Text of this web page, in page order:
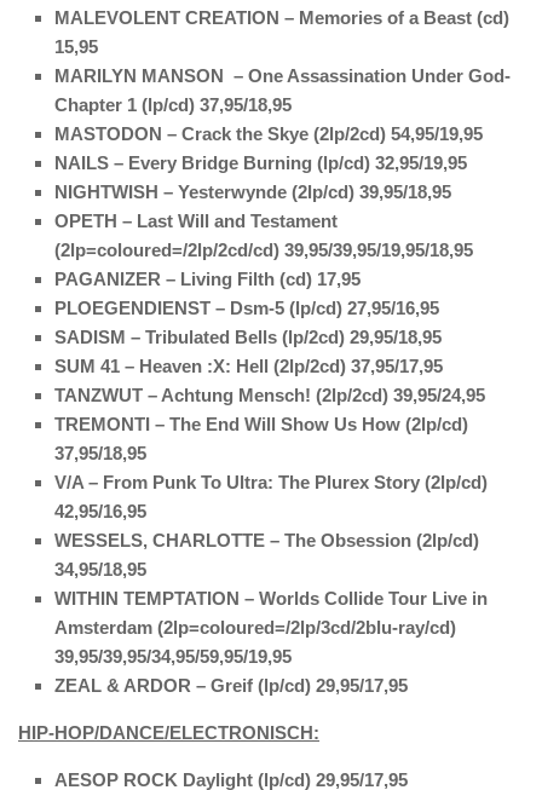
MALEVOLENT CREATION – Memories of a Beast (cd)
15,95
MARILYN MANSON – One Assassination Under God-
Chapter 1 (lp/cd) 37,95/18,95
MASTODON – Crack the Skye (2lp/2cd) 54,95/19,95
NAILS – Every Bridge Burning (lp/cd) 32,95/19,95
NIGHTWISH – Yesterwynde (2lp/cd) 39,95/18,95
OPETH – Last Will and Testament
(2lp=coloured=/2lp/2cd/cd) 39,95/39,95/19,95/18,95
PAGANIZER – Living Filth (cd) 17,95
PLOEGENDIENST – Dsm-5 (lp/cd) 27,95/16,95
SADISM – Tribulated Bells (lp/2cd) 29,95/18,95
SUM 41 – Heaven :X: Hell (2lp/2cd) 37,95/17,95
TANZWUT – Achtung Mensch! (2lp/2cd) 39,95/24,95
TREMONTI – The End Will Show Us How (2lp/cd)
37,95/18,95
V/A – From Punk To Ultra: The Plurex Story (2lp/cd)
42,95/16,95
WESSELS, CHARLOTTE – The Obsession (2lp/cd)
34,95/18,95
WITHIN TEMPTATION – Worlds Collide Tour Live in
Amsterdam (2lp=coloured=/2lp/3cd/2blu-ray/cd)
39,95/39,95/34,95/59,95/19,95
ZEAL & ARDOR – Greif (lp/cd) 29,95/17,95
HIP-HOP/DANCE/ELECTRONISCH:
AESOP ROCK Daylight (lp/cd) 29,95/17,95